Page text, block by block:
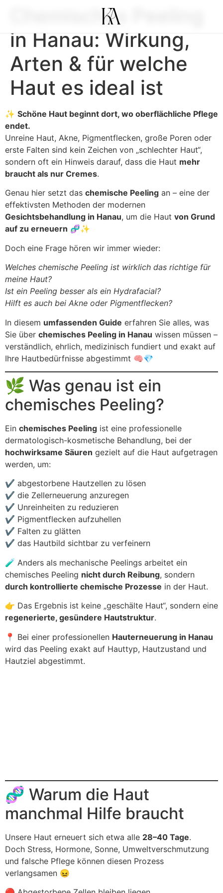
Chemisches Peeling
in Hanau: Wirkung,
Arten & für welche
Haut es ideal ist
✨ Schöne Haut beginnt dort, wo oberflächliche Pflege
endet.
Unreine Haut, Akne, Pigmentflecken, große Poren oder
erste Falten sind kein Zeichen von „schlechter Haut“,
sondern oft ein Hinweis darauf, dass die Haut mehr
braucht als nur Cremes.
Genau hier setzt das chemische Peeling an – eine der
effektivsten Methoden der modernen
Gesichtsbehandlung in Hanau, um die Haut von Grund
auf zu erneuern 🧬✨
Doch eine Frage hören wir immer wieder:
Welches chemische Peeling ist wirklich das richtige für
meine Haut?
Ist ein Peeling besser als ein Hydrafacial?
Hilft es auch bei Akne oder Pigmentflecken?
In diesem umfassenden Guide erfahren Sie alles, was
Sie über chemisches Peeling in Hanau wissen müssen –
verständlich, ehrlich, medizinisch fundiert und exakt auf
Ihre Hautbedürfnisse abgestimmt 🧠💎
🌿 Was genau ist ein
chemisches Peeling?
Ein chemisches Peeling ist eine professionelle
dermatologisch-kosmetische Behandlung, bei der
hochwirksame Säuren gezielt auf die Haut aufgetragen
werden, um:
✔ abgestorbene Hautzellen zu lösen
✔ die Zellerneuerung anzuregen
✔ Unreinheiten zu reduzieren
✔ Pigmentflecken aufzuhellen
✔ Falten zu glätten
✔ das Hautbild sichtbar zu verfeinern
🧪 Anders als mechanische Peelings arbeitet ein
chemisches Peeling nicht durch Reibung, sondern
durch kontrollierte chemische Prozesse in der Haut.
👉 Das Ergebnis ist keine „geschälte Haut“, sondern eine
regenerierte, gesündere Hautstruktur.
📍 Bei einer professionellen Hauterneuerung in Hanau
wird das Peeling exakt auf Hauttyp, Hautzustand und
Hautziel abgestimmt.
🧬 Warum die Haut
manchmal Hilfe braucht
Unsere Haut erneuert sich etwa alle 28–40 Tage.
Doch Stress, Hormone, Sonne, Umweltverschmutzung
und falsche Pflege können diesen Prozess
verlangsamen 😖